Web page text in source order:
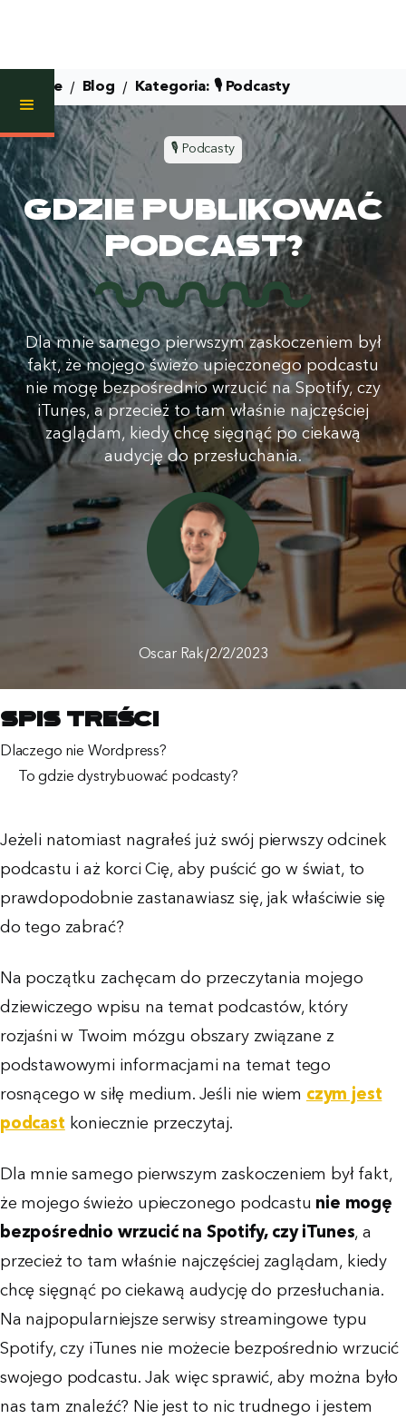
Home / Blog / Kategoria: 🎙️ Podcasty
🎙️ Podcasty
Gdzie publikować
podcast?
Dla mnie samego pierwszym zaskoczeniem był
fakt, że mojego świeżo upieczonego podcastu
nie mogę bezpośrednio wrzucić na Spotify, czy
iTunes, a przecież to tam właśnie najczęściej
zaglądam, kiedy chcę sięgnąć po ciekawą
audycję do przesłuchania.
Oscar Rak/2/2/2023
Spis treści
Dlaczego nie Wordpress?
To gdzie dystrybuować podcasty?
Jeżeli natomiast nagrałeś już swój pierwszy odcinek
podcastu i aż korci Cię, aby puścić go w świat, to
prawdopodobnie zastanawiasz się, jak właściwie się
do tego zabrać?
Na początku zachęcam do przeczytania mojego
dziewiczego wpisu na temat podcastów, który
rozjaśni w Twoim mózgu obszary związane z
podstawowymi informacjami na temat tego
rosnącego w siłę medium. Jeśli nie wiem czym jest
podcast koniecznie przeczytaj.
Dla mnie samego pierwszym zaskoczeniem był fakt,
że mojego świeżo upieczonego podcastu nie mogę
bezpośrednio wrzucić na Spotify, czy iTunes, a
przecież to tam właśnie najczęściej zaglądam, kiedy
chcę sięgnąć po ciekawą audycję do przesłuchania.
Na najpopularniejsze serwisy streamingowe typu
Spotify, czy iTunes nie możecie bezpośrednio wrzucić
swojego podcastu. Jak więc sprawić, aby można było
nas tam znaleźć? Nie jest to nic trudnego i jestem